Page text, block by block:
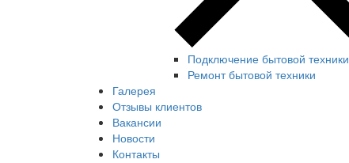
Подключение бытовой техники
Ремонт бытовой техники
Галерея
Отзывы клиентов
Вакансии
Новости
Контакты